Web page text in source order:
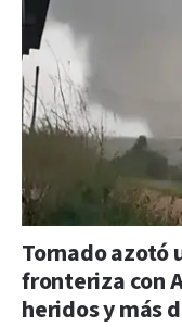
Tornado azotó
fronteriza con
heridos y más